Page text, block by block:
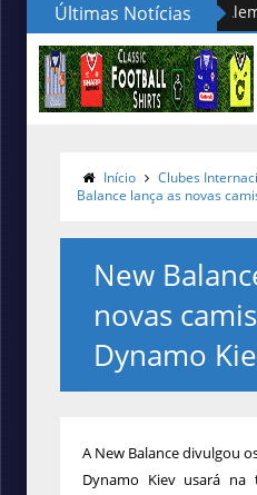
Últimas Notícias
Início Clubes
Balance lança as novas
New
novas
Dynamo
A New Balance divulgou
Dynamo Kiev usará na